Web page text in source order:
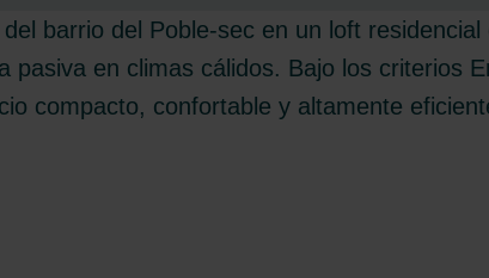
barrio del Poble-sec en un loft
en climas cálidos. Bajo los criterios
compacto, confortable y altamente